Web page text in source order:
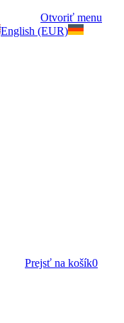
Otvoriť menu
English (EUR)
Prejsť na košík0